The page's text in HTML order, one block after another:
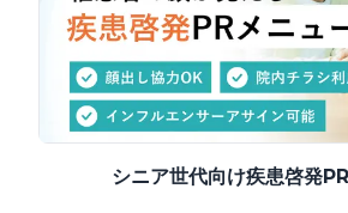
シニア世代向け疾患啓発